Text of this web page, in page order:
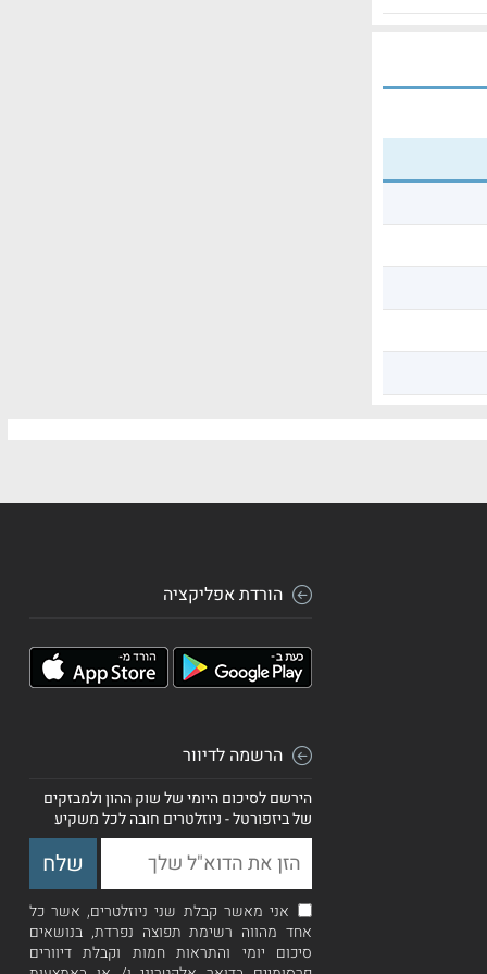
הורדת אפליקציה
הרשמה לדיוור
הירשם לסיכום היומי של שוק ההון ולמבזקים
של ביזפורטל - ניוזלטרים חובה לכל משקיע
אני מאשר קבלת שני ניוזלטרים, אשר כל
אחד מהווה רשימת תפוצה נפרדת, בנושאים
סיכום יומי והתראות חמות וקבלת דיוורים